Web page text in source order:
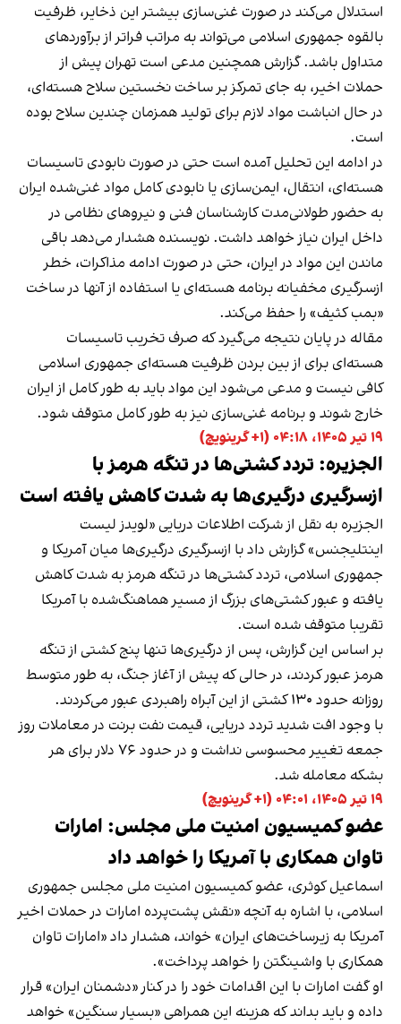
استدلال می‌کند در صورت غنی‌سازی بیشتر این ذخایر، ظرفیت
بالقوه جمهوری اسلامی می‌تواند به مراتب فراتر از برآوردهای
متداول باشد. گزارش همچنین مدعی است تهران پیش از
حملات اخیر، به جای تمرکز بر ساخت نخستین سلاح هسته‌ای،
در حال انباشت مواد لازم برای تولید همزمان چندین سلاح بوده
است.
در ادامه این تحلیل آمده است حتی در صورت نابودی تاسیسات
هسته‌ای، انتقال، ایمن‌سازی یا نابودی کامل مواد غنی‌شده ایران
به حضور طولانی‌مدت کارشناسان فنی و نیروهای نظامی در
داخل ایران نیاز خواهد داشت. نویسنده هشدار می‌دهد باقی
ماندن این مواد در ایران، حتی در صورت ادامه مذاکرات، خطر
ازسرگیری مخفیانه برنامه هسته‌ای یا استفاده از آنها در ساخت
«بمب کثیف» را حفظ می‌کند.
مقاله در پایان نتیجه می‌گیرد که صرف تخریب تاسیسات
هسته‌ای برای از بین بردن ظرفیت هسته‌ای جمهوری اسلامی
کافی نیست و مدعی می‌شود این مواد باید به طور کامل از ایران
خارج شوند و برنامه غنی‌سازی نیز به طور کامل متوقف شود.
۱۹ تیر ۱۴۰۵، ۰۴:۱۸ (‎+۱ گرینویچ)
الجزیره: تردد کشتی‌ها در تنگه هرمز با
ازسرگیری درگیری‌ها به شدت کاهش یافته است
الجزیره به نقل از شرکت اطلاعات دریایی «لویدز لیست
اینتلیجنس» گزارش داد با ازسرگیری درگیری‌ها میان آمریکا و
جمهوری اسلامی، تردد کشتی‌ها در تنگه هرمز به شدت کاهش
یافته و عبور کشتی‌های بزرگ از مسیر هماهنگ‌شده با آمریکا
تقریبا متوقف شده است.
بر اساس این گزارش، پس از درگیری‌ها تنها پنج کشتی از تنگه
هرمز عبور کردند، در حالی که پیش از آغاز جنگ، به طور متوسط
روزانه حدود ۱۳۰ کشتی از این آبراه راهبردی عبور می‌کردند.
با وجود افت شدید تردد دریایی، قیمت نفت برنت در معاملات روز
جمعه تغییر محسوسی نداشت و در حدود ۷۶ دلار برای هر
بشکه معامله شد.
۱۹ تیر ۱۴۰۵، ۰۴:۰۱ (‎+۱ گرینویچ)
عضو کمیسیون امنیت ملی مجلس: امارات
تاوان همکاری با آمریکا را خواهد داد
اسماعیل کوثری، عضو کمیسیون امنیت ملی مجلس جمهوری
اسلامی، با اشاره به آنچه «نقش پشت‌پرده امارات در حملات اخیر
آمریکا به زیرساخت‌های ایران» خواند، هشدار داد «امارات تاوان
همکاری با واشینگتن را خواهد پرداخت».
او گفت امارات با این اقدامات خود را در کنار «دشمنان ایران» قرار
داده و باید بداند که هزینه این همراهی «بسیار سنگین» خواهد